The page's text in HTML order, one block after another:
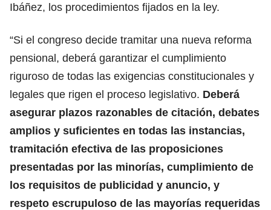
Ibáñez, los procedimientos fijados en la ley.
“Si el congreso decide tramitar una nueva reforma
pensional, deberá garantizar el cumplimiento
riguroso de todas las exigencias constitucionales y
legales que rigen el proceso legislativo. Deberá
asegurar plazos razonables de citación, debates
amplios y suficientes en todas las instancias,
tramitación efectiva de las proposiciones
presentadas por las minorías, cumplimiento de
los requisitos de publicidad y anuncio, y
respeto escrupuloso de las mayorías requeridas